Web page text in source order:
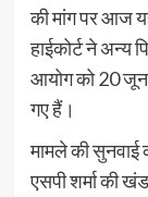
की मांग पर आज
हाईकोर्ट ने अन्य
आयोग को 20 जून
गए हैं।
मामले की सुनवाई
एसपी शर्मा की